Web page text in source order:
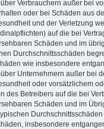
Verbrauchern außer bei
oder bei Schäden aus
und der Verletzung
auf die bei
Schäden und im
Durchschnittsschäden
wie insbesondere
Unternehmern außer bei
oder vorsätzlichem
des Betreibers auf die bei
Schäden und im
insbesondere